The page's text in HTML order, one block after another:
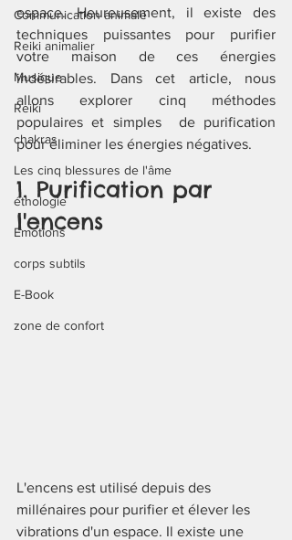
Communication animale
Reiki animalier
Musique
Reiki
chakras
Les cinq blessures de l'âme
éthologie
Emotions
corps subtils
E-Book
zone de confort
espace. Heureusement, il existe des
techniques puissantes pour purifier
votre maison de ces énergies
indésirables. Dans cet article, nous
allons explorer cinq méthodes
populaires et simples  de purification
pour éliminer les énergies négatives.
1. Purification par
l'encens
L'encens est utilisé depuis des
millénaires pour purifier et élever les
vibrations d'un espace. Il existe une